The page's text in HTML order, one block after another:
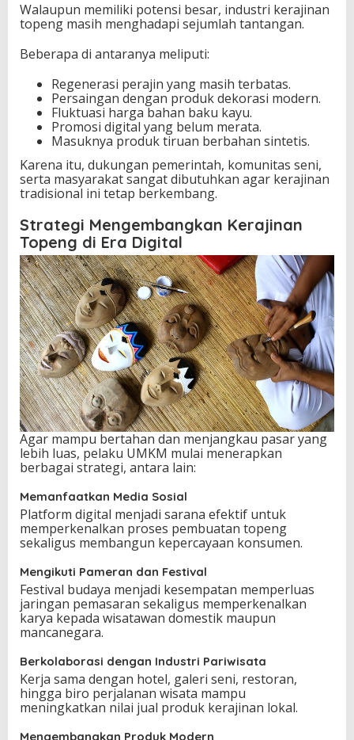
Walaupun memiliki potensi besar, industri kerajinan
topeng masih menghadapi sejumlah tantangan.
Beberapa di antaranya meliputi:
Regenerasi perajin yang masih terbatas.
Persaingan dengan produk dekorasi modern.
Fluktuasi harga bahan baku kayu.
Promosi digital yang belum merata.
Masuknya produk tiruan berbahan sintetis.
Karena itu, dukungan pemerintah, komunitas seni,
serta masyarakat sangat dibutuhkan agar kerajinan
tradisional ini tetap berkembang.
Strategi Mengembangkan Kerajinan
Topeng di Era Digital
Agar mampu bertahan dan menjangkau pasar yang
lebih luas, pelaku UMKM mulai menerapkan
berbagai strategi, antara lain:
Memanfaatkan Media Sosial
Platform digital menjadi sarana efektif untuk
memperkenalkan proses pembuatan topeng
sekaligus membangun kepercayaan konsumen.
Mengikuti Pameran dan Festival
Festival budaya menjadi kesempatan memperluas
jaringan pemasaran sekaligus memperkenalkan
karya kepada wisatawan domestik maupun
mancanegara.
Berkolaborasi dengan Industri Pariwisata
Kerja sama dengan hotel, galeri seni, restoran,
hingga biro perjalanan wisata mampu
meningkatkan nilai jual produk kerajinan lokal.
Mengembangkan Produk Modern